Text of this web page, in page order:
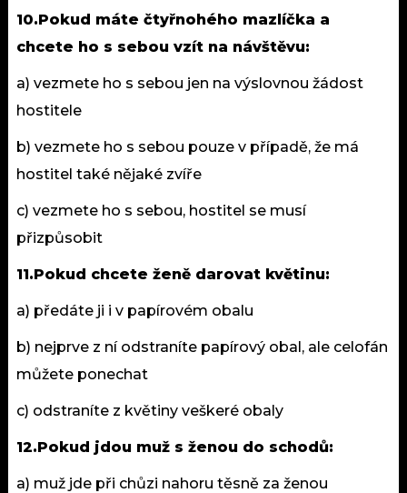
10.Pokud máte čtyřnohého mazlíčka a
chcete ho s sebou vzít na návštěvu:
a) vezmete ho s sebou jen na výslovnou žádost
hostitele
b) vezmete ho s sebou pouze v případě, že má
hostitel také nějaké zvíře
c) vezmete ho s sebou, hostitel se musí
přizpůsobit
11.Pokud chcete ženě darovat květinu:
a) předáte ji i v papírovém obalu
b) nejprve z ní odstraníte papírový obal, ale celofán
můžete ponechat
c) odstraníte z květiny veškeré obaly
12.Pokud jdou muž s ženou do schodů:
a) muž jde při chůzi nahoru těsně za ženou